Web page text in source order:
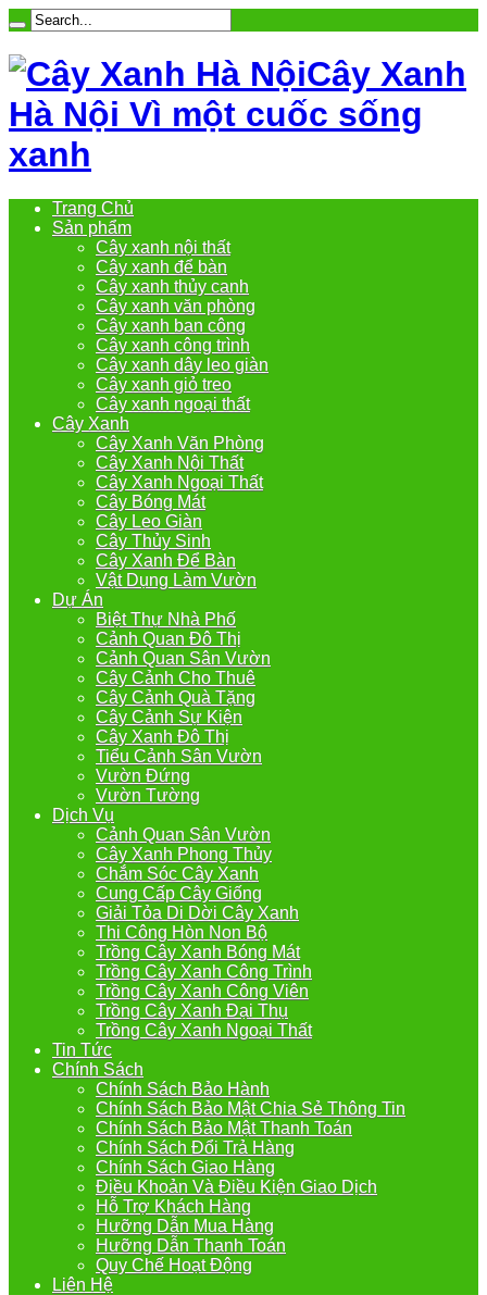
Cây Xanh
Hà Nội Vì một cuốc sống
xanh
Trang Chủ
Sản phẩm
Cây xanh nội thất
Cây xanh để bàn
Cây xanh thủy canh
Cây xanh văn phòng
Cây xanh ban công
Cây xanh công trình
Cây xanh dây leo giàn
Cây xanh giỏ treo
Cây xanh ngoại thất
Cây Xanh
Cây Xanh Văn Phòng
Cây Xanh Nội Thất
Cây Xanh Ngoại Thất
Cây Bóng Mát
Cây Leo Giàn
Cây Thủy Sinh
Cây Xanh Để Bàn
Vật Dụng Làm Vườn
Dự Án
Biệt Thự Nhà Phố
Cảnh Quan Đô Thị
Cảnh Quan Sân Vườn
Cây Cảnh Cho Thuê
Cây Cảnh Quà Tặng
Cây Cảnh Sự Kiện
Cây Xanh Đô Thị
Tiểu Cảnh Sân Vườn
Vườn Đứng
Vườn Tường
Dịch Vụ
Cảnh Quan Sân Vườn
Cây Xanh Phong Thủy
Chắm Sóc Cây Xanh
Cung Cấp Cây Giống
Giải Tỏa Di Dời Cây Xanh
Thi Công Hòn Non Bộ
Trồng Cây Xanh Bóng Mát
Trồng Cây Xanh Công Trình
Trồng Cây Xanh Công Viên
Trồng Cây Xanh Đại Thụ
Trồng Cây Xanh Ngoại Thất
Tin Tức
Chính Sách
Chính Sách Bảo Hành
Chính Sách Bảo Mật Chia Sẻ Thông Tin
Chính Sách Bảo Mật Thanh Toán
Chính Sách Đổi Trả Hàng
Chính Sách Giao Hàng
Điều Khoản Và Điều Kiện Giao Dịch
Hỗ Trợ Khách Hàng
Hưỡng Dẫn Mua Hàng
Hưỡng Dẫn Thanh Toán
Quy Chế Hoạt Động
Liên Hệ